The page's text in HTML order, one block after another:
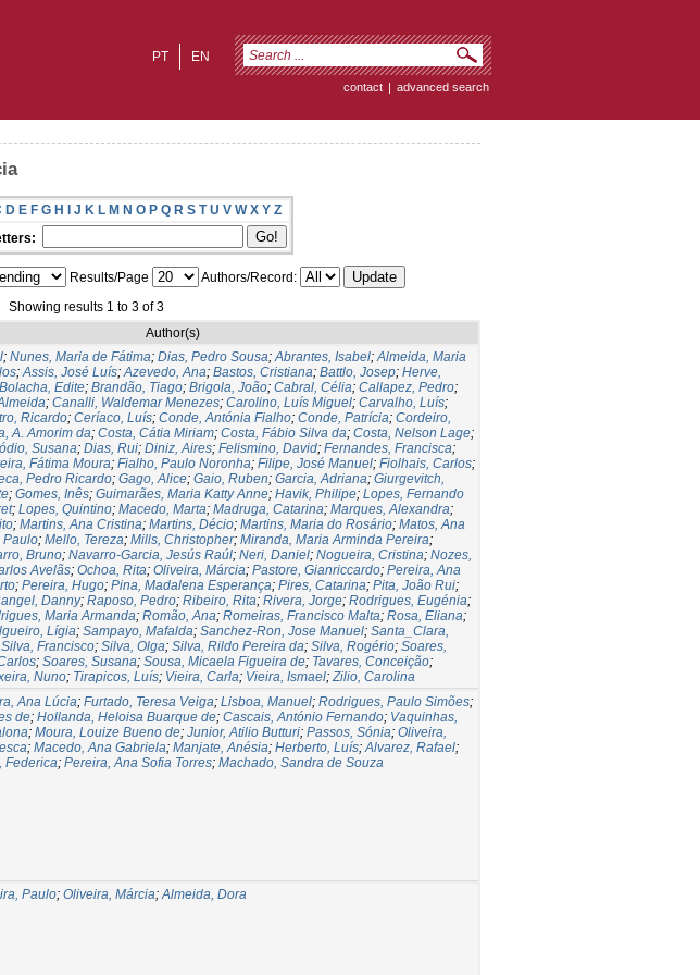
EN
PT
contact | advanced search
D E F G H I J K L M N O P Q R S T U V W X Y Z
Results/Page
Authors/Record:
Showing results 1 to 3 of 3
Author(s)
; Nunes, Maria de Fátima; Dias, Pedro Sousa;Abrantes, Isabel;Almeida, Maria
;Assis, José Luís;Azevedo, Ana; Bastos, Cristiana; Battlo, Josep; Herve,
Bolacha, Edite; Brandão, Tiago; Brigola, João; Cabral, Célia; Callapez, Pedro;
; Canalli, Waldemar Menezes; Carolino, Luís Miguel; Carvalho, Luís;
Ricardo; Ceríaco, Luís; Conde, Antónia Fialho; Conde, Patrícia; Cordeiro,
A. Amorim da; Costa, Cátia Miriam; Costa, Fábio Silva da; Costa, Nelson Lage;
Susana; Dias, Rui; Diniz, Aires; Felismino, David; Fernandes, Francisca;
Fátima Moura; Fialho, Paulo Noronha; Filipe, José Manuel; Fiolhais, Carlos;
Pedro Ricardo; Gago, Alice; Gaio, Ruben; Garcia, Adriana; Giurgevitch,
; Gomes, Inês; Guimarães, Maria Katty Anne; Havik, Philipe; Lopes, Fernando
; Lopes, Quintino; Macedo, Marta; Madruga, Catarina; Marques, Alexandra;
; Martins, Ana Cristina; Martins, Décio; Martins, Maria do Rosário; Matos, Ana
Paulo; Mello, Tereza; Mills, Christopher; Miranda, Maria Arminda Pereira;
Bruno; Navarro-Garcia, Jesús Raúl; Neri, Daniel; Nogueira, Cristina; Nozes,
Avelãs; Ochoa, Rita; Oliveira, Márcia; Pastore, Gianriccardo; Pereira, Ana
; Pereira, Hugo; Pina, Madalena Esperança; Pires, Catarina; Pita, João Rui;
Danny; Raposo, Pedro; Ribeiro, Rita; Rivera, Jorge; Rodrigues, Eugénia;
Maria Armanda; Romão, Ana; Romeiras, Francisco Malta; Rosa, Eliana;
Lígia; Sampayo, Mafalda; Sanchez-Ron, Jose Manuel; Santa_Clara,
Silva, Francisco; Silva, Olga; Silva, Rildo Pereira da; Silva, Rogério; Soares,
; Soares, Susana; Sousa, Micaela Figueira de; Tavares, Conceição;
Nuno; Tirapicos, Luís; Vieira, Carla; Vieira, Ismael;Zilio, Carolina
Ana Lúcia; Furtado, Teresa Veiga; Lisboa, Manuel; Rodrigues, Paulo Simões;
de; Hollanda, Heloisa Buarque de; Cascais, António Fernando; Vaquinhas,
; Moura, Louize Bueno de; Junior, Atilio Butturi; Passos, Sónia; Oliveira,
; Macedo, Ana Gabriela; Manjate, Anésia; Herberto, Luís;Alvarez, Rafael;
Federica; Pereira, Ana Sofia Torres; Machado, Sandra de Souza
Paulo; Oliveira, Márcia;Almeida, Dora